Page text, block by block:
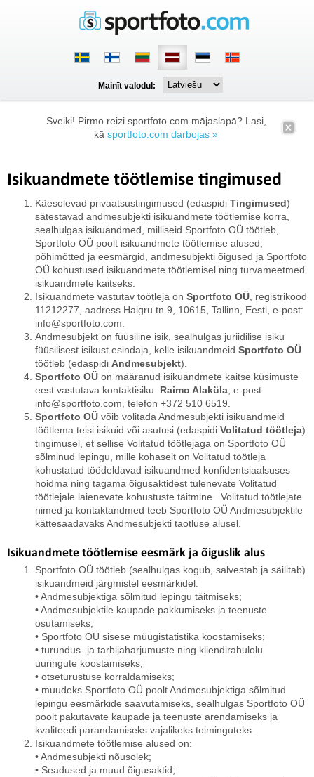
Mainīt valodul:
Sveiki! Pirmo reizi sportfoto.com mājaslapā? Lasi,
kā sportfoto.com darbojas »
Isikuandmete töötlemise tingimused
Käesolevad privaatsustingimused (edaspidi Tingimused)
sätestavad andmesubjekti isikuandmete töötlemise korra,
sealhulgas isikuandmed, milliseid Sportfoto OÜ töötleb,
Sportfoto OÜ poolt isikuandmete töötlemise alused,
põhimõtted ja eesmärgid, andmesubjekti õigused ja Sportfoto
OÜ kohustused isikuandmete töötlemisel ning turvameetmed
isikuandmete kaitseks.
Isikuandmete vastutav töötleja on Sportfoto OÜ , registrikood
11212277, aadress Haigru tn 9, 10615, Tallinn, Eesti, e-post:
info@sportfoto.com.
Andmesubjekt on füüsiline isik, sealhulgas juriidilise isiku
füüsilisest isikust esindaja, kelle isikuandmeid Sportfoto OÜ
töötleb (edaspidi Andmesubjekt).
Sportfoto OÜ on määranud isikuandmete kaitse küsimuste
eest vastutava kontaktisiku: Raimo Alaküla , e-post:
info@sportfoto.com, telefon +372 510 6519.
Sportfoto OÜ võib volitada Andmesubjekti isikuandmeid
töötlema teisi isikuid või asutusi (edaspidi Volitatud töötleja)
tingimusel, et sellise Volitatud töötlejaga on Sportfoto OÜ
sõlminud lepingu, mille kohaselt on Volitatud töötleja
kohustatud töödeldavad isikuandmed konfidentsiaalsuses
hoidma ning tagama õigusaktidest tulenevate Volitatud
töötlejale laienevate kohustuste täitmine. Volitatud töötlejate
nimed ja kontaktandmed teeb Sportfoto OÜ Andmesubjektile
kättesaadavaks Andmesubjekti taotluse alusel.
Isikuandmete töötlemise eesmärk ja õiguslik alus
Sportfoto OÜ töötleb (sealhulgas kogub, salvestab ja säilitab)
isikuandmeid järgmistel eesmärkidel:
• Andmesubjektiga sõlmitud lepingu täitmiseks;
• Andmesubjektile kaupade pakkumiseks ja teenuste
osutamiseks;
• Sportfoto OÜ sisese müügistatistika koostamiseks;
• turundus- ja tarbijaharjumuste ning kliendirahulolu
uuringute koostamiseks;
• otseturustuse korraldamiseks;
• muudeks Sportfoto OÜ poolt Andmesubjektiga sõlmitud
lepingu eesmärkide saavutamiseks, sealhulgas Sportfoto OÜ
poolt pakutavate kaupade ja teenuste arendamiseks ja
kvaliteedi parandamiseks vajalikeks toiminguteks.
Isikuandmete töötlemise alused on:
• Andmesubjekti nõusolek;
• Seadused ja muud õigusaktid;